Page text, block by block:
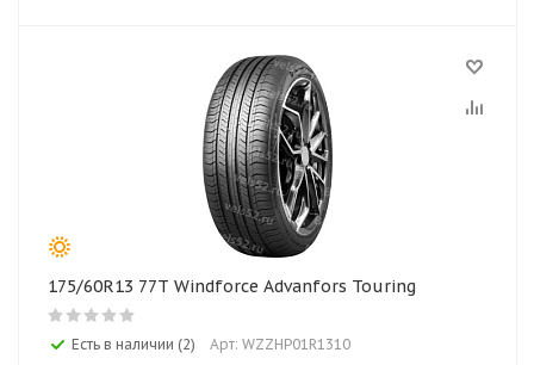
175/60R13 77T Windforce Advanfors Touring
Есть в наличии (2) Арт: WZZHP01R1310